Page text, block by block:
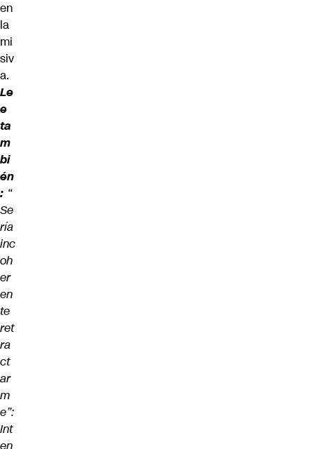
en
la
mi
siv
a.
Le
e
ta
m
bi
én
: “
Se
ría
inc
oh
er
en
te
ret
ra
ct
ar
m
e”:
Int
en